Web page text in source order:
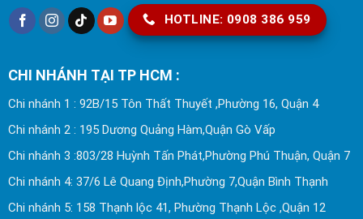
HOTLINE: 0908 386 959
CHI NHÁNH TẠI TP HCM :
Chi nhánh 1 : 92B/15 Tôn Thất Thuyết ,Phường 16, Quận 4
Chi nhánh 2 : 195 Dương Quảng Hàm,Quận Gò Vấp
Chi nhánh 3 :803/28 Huỳnh Tấn Phát,Phường Phú Thuận, Quận 7
Chi nhánh 4: 37/6 Lê Quang Định,Phường 7,Quận Bình Thạnh
Chi nhánh 5: 158 Thạnh lộc 41, Phường Thạnh Lộc ,Quận 12